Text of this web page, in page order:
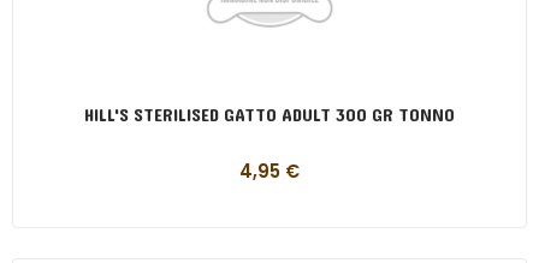
HILL'S STERILISED GATTO ADULT 300 GR TONNO
4,95 €